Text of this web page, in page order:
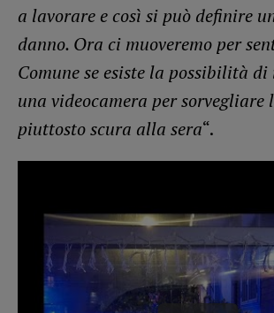
a lavorare e così si può definire
danno. Ora ci muoveremo per
Comune se esiste la possibilità
una videocamera per sorvegliare
piuttosto scura alla sera“.